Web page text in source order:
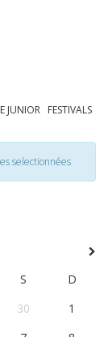
JUNIOR FESTIVALS
selectionnées
S
D
30
1